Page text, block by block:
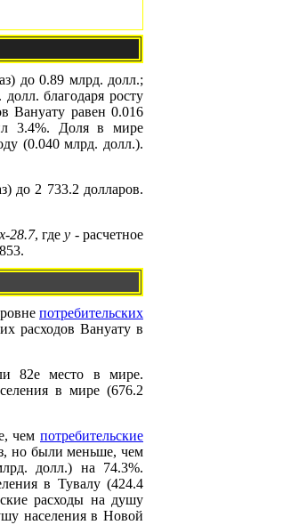
до 0.89 млрд. долл.;
благодаря росту
Вануату равен 0.016
3.4%. Доля в мире
(0.040 млрд. долл.).
до 2 733.2 долларов.
28.7, гдеy - расчетное
потребительских
расходов Вануату в
82е место в мире.
в мире (676.2
чем потребительские
но были меньше, чем
долл.) на 74.3%.
в Тувалу (424.4
расходы на душу
населения в Новой